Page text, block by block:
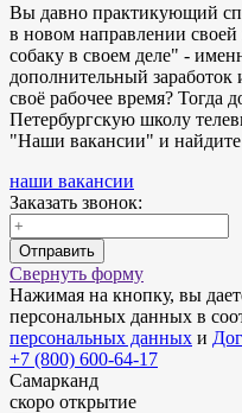
Вы давно практикующий
в новом направлении
собаку в своем деле" -
дополнительный заработок
своё рабочее время? Тогда
Петербургскую школу
"Наши вакансии" и найдите
наши вакансии
Заказать звонок:
Отправить
Свернуть форму
Нажимая на кнопку, вы
персональных данных в
персональных данных и
+7 (800) 600-64-17
Самарканд
скоро открытие